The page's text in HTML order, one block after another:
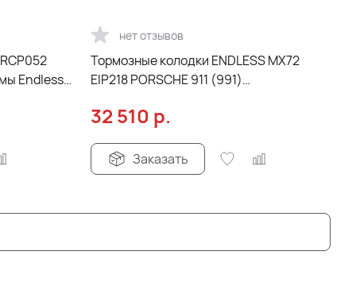
Endless
нет отзывов
Тормозные колодки ENDLESS MX72
EIP218 PORSCHE 911 (991)
compound, задние
32 510 р.
Заказать